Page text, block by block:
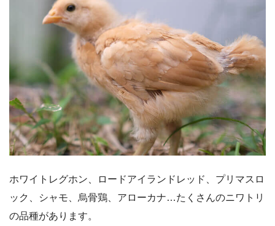
ホワイトレグホン、ロードアイランドレッド、プリマスロ
ック、シャモ、烏骨鶏、アローカナ…たくさんのニワトリ
の品種があります。